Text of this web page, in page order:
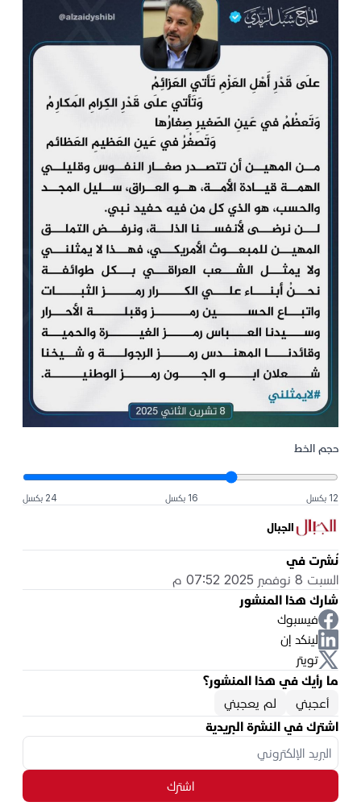
حجم الخط
12 بكسل 16 بكسل 24 بكسل
الجبال
نُشرت في
السبت 8 نوفمبر 2025 07:52 م
شارك هذا المنشور
فيسبوك
لينكد إن
تويتر
ما رأيك في هذا المنشور؟
أعجبني
لم يعجبني
اشترك في النشرة البريدية
اشترك